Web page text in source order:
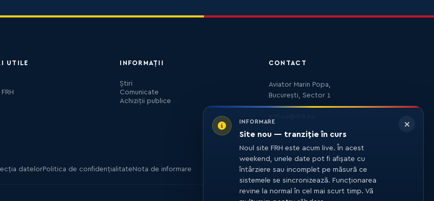
INFORMARE
Site nou — tranziție în curs
Noul site FRH este acum live. În acest
weekend, unele date pot fi afișate cu
întârziere sau incomplet pe măsură ce
sistemele se sincronizează. Funcționarea
revine la normal în cel mai scurt timp. Vă
UTILE INFORMAȚII
Știri
Comunicate
Achiziții publice
CONTACT
Aviator Marin Popa,
București, Sector 1
datelorPolitica de confidențialitateNota de informare